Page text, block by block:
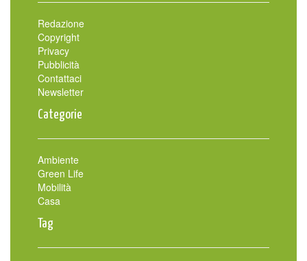
Redazione
Copyright
Privacy
Pubblicità
Contattaci
Newsletter
Categorie
Ambiente
Green Life
Mobilità
Casa
Tag